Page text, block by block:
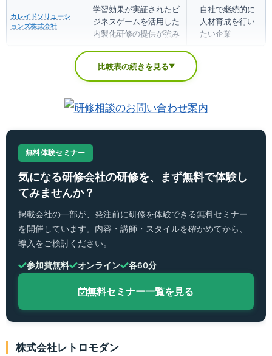
カレイドソリューシ
ョンズ株式会社
学習効果が実証されたビ
ジネスゲームを活用した
内製化研修の提供が強み
自社で継続的に
人材育成を行い
たい企業
比較表の続きを見る▼
無料体験セミナー
気になる研修会社の研修を、まず無料で体験し
てみませんか？
掲載会社の一部が、発注前に研修を体験できる無料セミナー
を開催しています。内容・講師・スタイルを確かめてから、
導入をご検討ください。
参加費無料 オンライン 各60分
無料セミナー一覧を見る
株式会社レトロモダン
ゲーム型ワークで協力・対話・合意形成を楽しみながら体感し、チームの課題や